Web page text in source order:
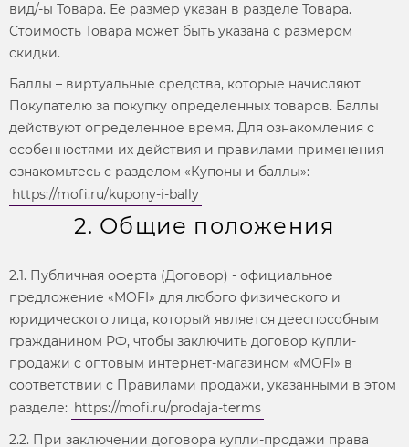
вид/-ы Товара. Ее размер указан в разделе Товара.
Стоимость Товара может быть указана с размером
скидки.
Баллы – виртуальные средства, которые начисляют
Покупателю за покупку определенных товаров. Баллы
действуют определенное время. Для ознакомления с
особенностями их действия и правилами применения
ознакомьтесь с разделом «Купоны и баллы»:
https://mofi.ru/kupony-i-bally
2. Общие положения
2.1. Публичная оферта (Договор) - официальное
предложение «MOFI» для любого физического и
юридического лица, который является дееспособным
гражданином РФ, чтобы заключить договор купли-
продажи с оптовым интернет-магазином «MOFI» в
соответствии с Правилами продажи, указанными в этом
разделе: https://mofi.ru/prodaja-terms
2.2. При заключении договора купли-продажи права